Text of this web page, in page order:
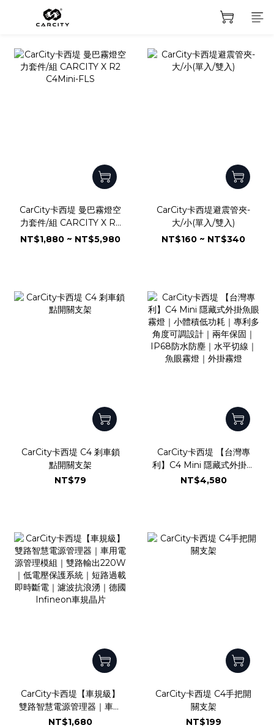
prev next
CarCity卡西堤 曼巴霧燈空
力套件/組 CARCITY X R2
C4Mini-FLS
NT$1,880 ~ NT$5,980
CarCity卡西堤避震管夾-
大/小(單入/雙入)
NT$160 ~ NT$340
CarCity卡西堤 C4 剎車鎖
點開關支架
NT$79
CarCity卡西堤 【台灣專
利】C4 Mini 隱藏式外掛魚
眼霧燈｜小體積低功耗｜專
NT$4,580
CarCity卡西堤【車規級】
雙路智慧電源管理器｜車用
電源管理模組｜雙路輸出
NT$1,680
CarCity卡西堤 C4手把開
關支架
NT$199